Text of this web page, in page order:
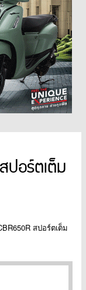
อร์ตเต็ม
สปอร์ตเต็ม